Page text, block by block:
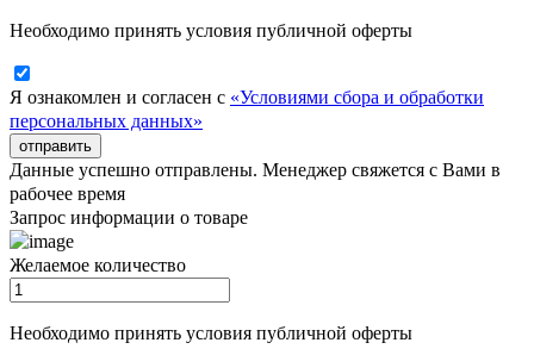
Необходимо принять условия публичной оферты
Я ознакомлен и согласен с «Условиями сбора и обработки
персональных данных»
отправить
Данные успешно отправлены. Менеджер свяжется с Вами в
рабочее время
Запрос информации о товаре
Желаемое количество
Необходимо принять условия публичной оферты